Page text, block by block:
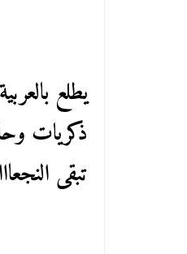
يطلع
ذكريات
تبقى